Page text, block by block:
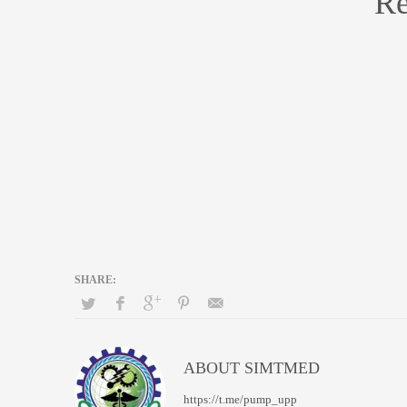
ABOUT SIMTMED
https://t.me/pump_upp